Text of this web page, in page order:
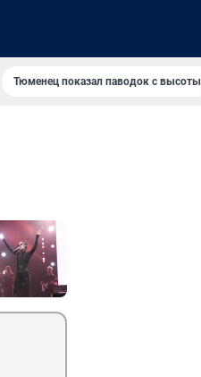
Тюменец показал паводок с высоты